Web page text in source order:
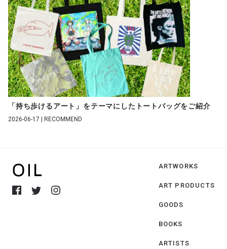
「持ち歩けるアート」をテーマにしたトートバッグをご紹介
2026-06-17 | RECOMMEND
ARTWORKS
ART PRODUCTS
GOODS
BOOKS
ARTISTS